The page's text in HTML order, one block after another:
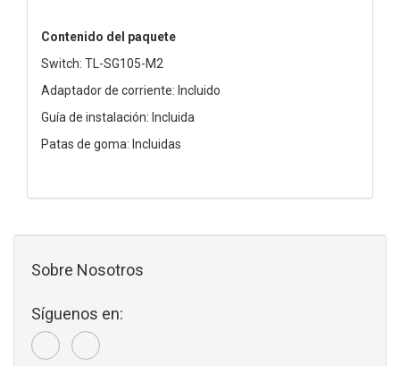
Contenido del paquete
Switch: TL-SG105-M2
Adaptador de corriente: Incluido
Guía de instalación: Incluida
Patas de goma: Incluidas
Sobre Nosotros
Síguenos en: